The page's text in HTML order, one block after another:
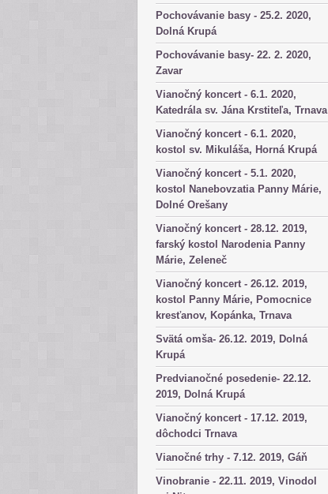
Pochovávanie basy - 25.2. 2020,
Dolná Krupá
Pochovávanie basy- 22. 2. 2020,
Zavar
Vianočný koncert - 6.1. 2020,
Katedrála sv. Jána Krstiteľa, Trnava
Vianočný koncert - 6.1. 2020,
kostol sv. Mikuláša, Horná Krupá
Vianočný koncert - 5.1. 2020,
kostol Nanebovzatia Panny Márie,
Dolné Orešany
Vianočný koncert - 28.12. 2019,
farský kostol Narodenia Panny
Márie, Zeleneč
Vianočný koncert - 26.12. 2019,
kostol Panny Márie, Pomocnice
kresťanov, Kopánka, Trnava
Svätá omša- 26.12. 2019, Dolná
Krupá
Predvianočné posedenie- 22.12.
2019, Dolná Krupá
Vianočný koncert - 17.12. 2019,
dôchodci Trnava
Vianočné trhy - 7.12. 2019, Gáň
Vinobranie - 22.11. 2019, Vinodol